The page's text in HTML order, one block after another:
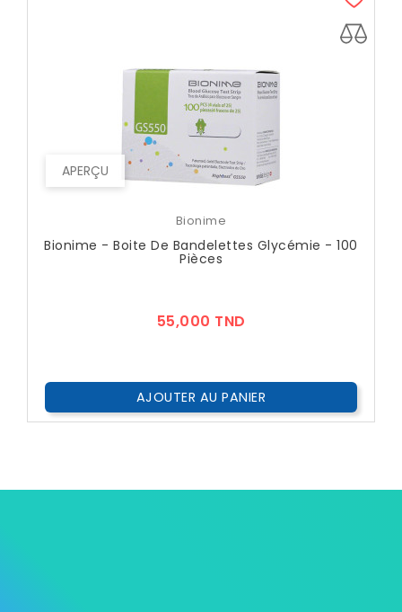
APERÇU
Bionime
Bionime - Boite De Bandelettes Glycémie - 100
Pièces
55,000 TND
AJOUTER AU PANIER